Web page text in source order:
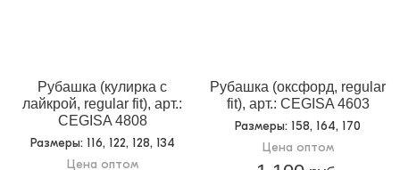
Рубашка (кулирка с
лайкрой, regular fit), арт.:
CEGISA 4808
Размеры: 116, 122, 128, 134
Цена оптом
Рубашка (оксфорд, regular
fit), арт.: CEGISA 4603
Размеры: 158, 164, 170
Цена оптом